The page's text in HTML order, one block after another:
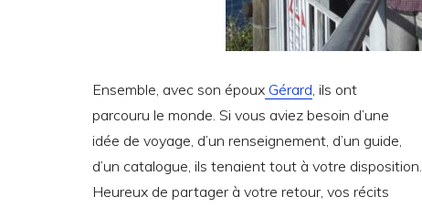
Ensemble, avec son épouxGérard, ils ont
parcouru le monde. Si vous aviez besoin d’une
idée de voyage, d’un renseignement, d’un guide,
d’un catalogue, ils tenaient tout à votre disposition.
Heureux de partager à votre retour, vos récits